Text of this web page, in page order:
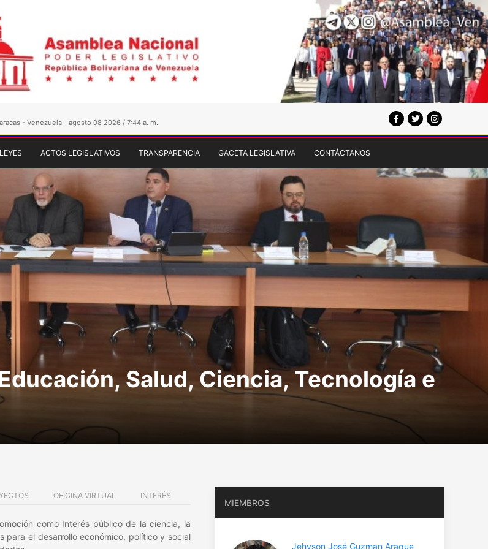
- Venezuela - agosto 08 2026 / 7:44 a. m.
LEYES ACTOS LEGISLATIVOS TRANSPARENCIA GACETA LEGISLATIVA CONTÁCTANOS
Salud, Ciencia, Tecnología e
OFICINA VIRTUAL INTERÉS
como Interés público de la ciencia, la
para el desarrollo económico, político y social
MIEMBROS
Jehyson José Guzman Araque